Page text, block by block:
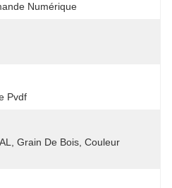
Numérique
Pvdf
Grain De Bois, Couleur